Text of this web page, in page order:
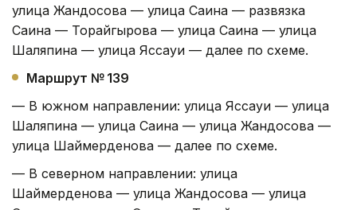
улица Жандосова — улица Саина — развязка
Саина — Торайгырова — улица Саина — улица
Шаляпина — улица Яссауи — далее по схеме.
Маршрут № 139
— В южном направлении: улица Яссауи — улица
Шаляпина — улица Саина — улица Жандосова —
улица Шаймерденова — далее по схеме.
— В северном направлении: улица
Шаймерденова — улица Жандосова — улица